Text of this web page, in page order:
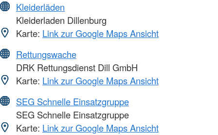
Kleiderläden
Kleiderladen Dillenburg
Karte: Link zur Google Maps Ansicht
Rettungswache
DRK Rettungsdienst Dill GmbH
Karte: Link zur Google Maps Ansicht
SEG Schnelle Einsatzgruppe
SEG Schnelle Einsatzgruppe
Karte: Link zur Google Maps Ansicht